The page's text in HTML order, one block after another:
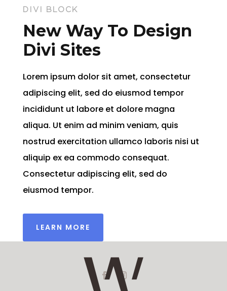
DIVI BLOCK
New Way To Design
Divi Sites
Lorem ipsum dolor sit amet, consectetur
adipiscing elit, sed do eiusmod tempor
incididunt ut labore et dolore magna
aliqua. Ut enim ad minim veniam, quis
nostrud exercitation ullamco laboris nisi ut
aliquip ex ea commodo consequat.
Consectetur adipiscing elit, sed do
eiusmod tempor.
LEARN MORE